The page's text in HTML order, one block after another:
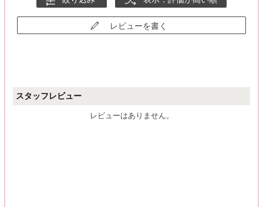
レビューを書く
スタッフレビュー
レビューはありません。